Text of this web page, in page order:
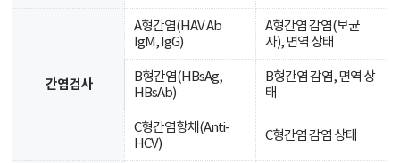
간염검사
A형간염(HAV Ab
IgM, IgG)
A형간염 감염(보균
자), 면역 상태
B형간염(HBsAg,
HBsAb)
B형간염 감염, 면역 상
태
C형간염항체(Anti-
HCV)
C형간염 감염 상태